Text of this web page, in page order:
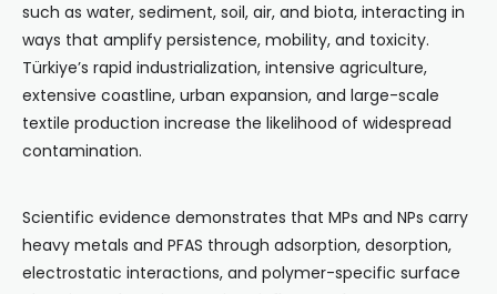
such as water, sediment, soil, air, and biota, interacting in
ways that amplify persistence, mobility, and toxicity.
Türkiye’s rapid industrialization, intensive agriculture,
extensive coastline, urban expansion, and large-scale
textile production increase the likelihood of widespread
contamination.
Scientific evidence demonstrates that MPs and NPs carry
heavy metals and PFAS through adsorption, desorption,
electrostatic interactions, and polymer-specific surface